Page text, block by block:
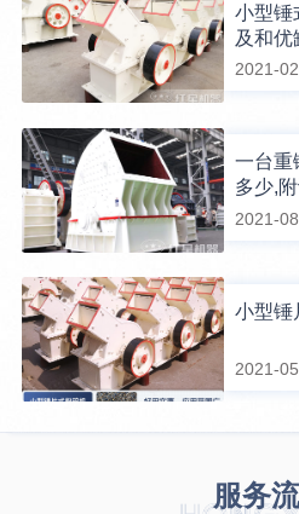
小型锤
及和优
2021-
一台重
多少,
数表
2021-
小型锤
2021-
服务